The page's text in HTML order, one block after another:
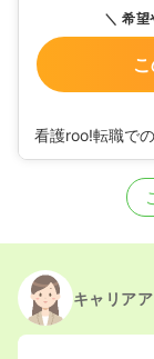
希望
看護roo!転職で
正・
正・
2022/08/05正・
キャリア